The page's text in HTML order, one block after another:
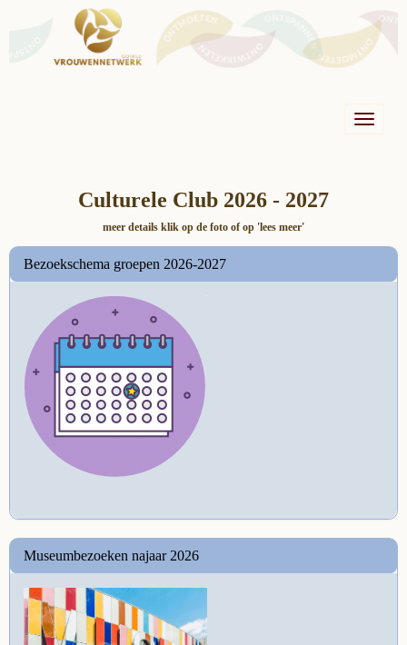
Toggle
Culturele Club 2026 - 2027
meer details klik op de foto of op 'lees meer'
Bezoekschema groepen 2026-2027
Museumbezoeken najaar 2026